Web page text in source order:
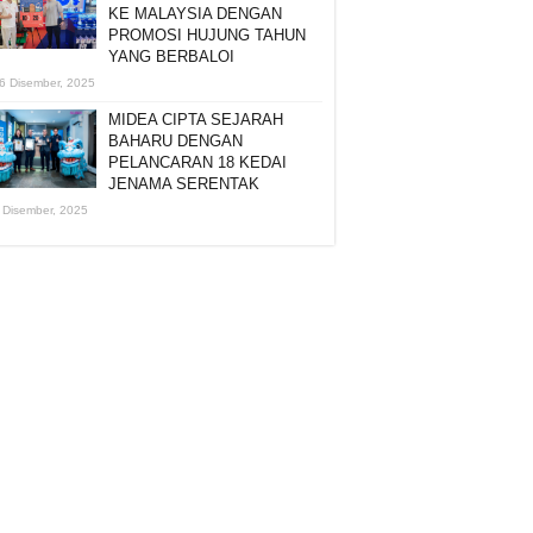
KE MALAYSIA DENGAN
PROMOSI HUJUNG TAHUN
YANG BERBALOI
Disember, 2025
MIDEA CIPTA SEJARAH
BAHARU DENGAN
PELANCARAN 18 KEDAI
JENAMA SERENTAK
Disember, 2025